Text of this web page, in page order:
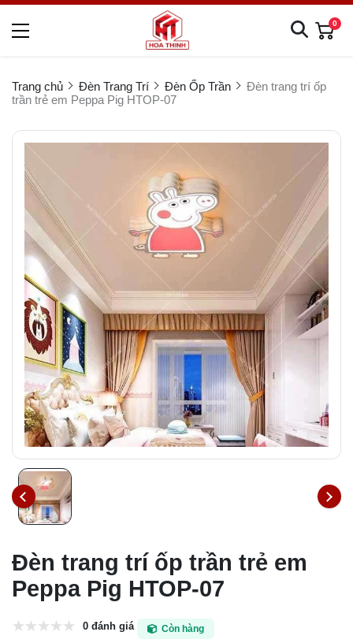
0
Trang chủ Đèn Trang Trí Đèn Ốp Trần
Đèn trang trí ốp
trần trẻ em Peppa Pig HTOP-07
Đèn trang trí ốp trần trẻ em
Peppa Pig HTOP-07
0 đánh giá Còn hàng